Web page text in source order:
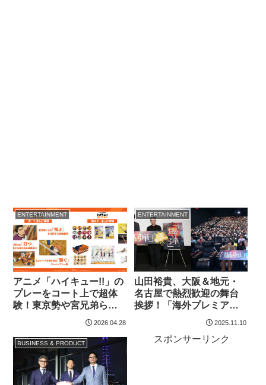
ENTERTAINMENT
アニメ「ハイキュー!!」の
プレーをコート上で超体
験！東京勢や宮兄弟らが
担当する胸熱のバレー談
義、12名の音声ガイドな
ど…
2026.04.28
ENTERTAINMENT
山田裕貴、大阪＆地元・
名古屋で熱烈歓迎の舞台
挨拶！「海外プレミアか
何か！？」「母ちゃんか
2025.11.10
BUSINESS & PRODUCT スポンサーリンク